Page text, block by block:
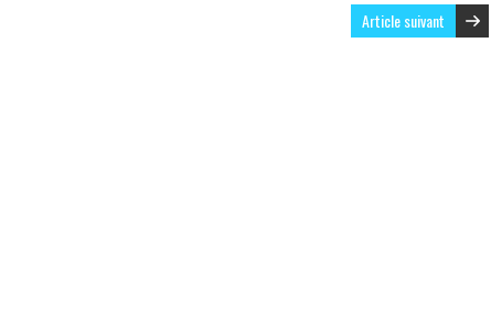
Article suivant